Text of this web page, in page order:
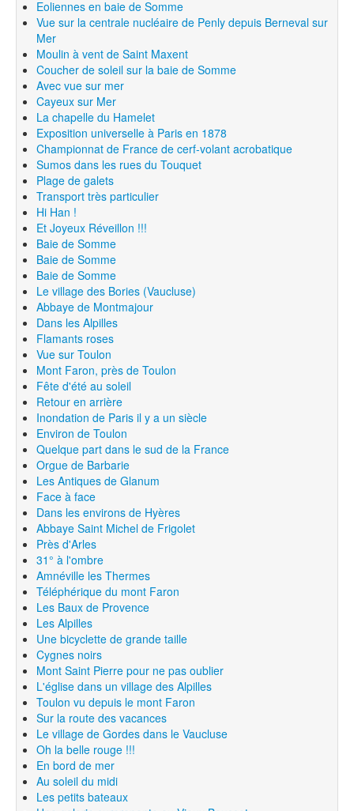
Eoliennes en baie de Somme
Vue sur la centrale nucléaire de Penly depuis Berneval sur
Mer
Moulin à vent de Saint Maxent
Coucher de soleil sur la baie de Somme
Avec vue sur mer
Cayeux sur Mer
La chapelle du Hamelet
Exposition universelle à Paris en 1878
Championnat de France de cerf-volant acrobatique
Sumos dans les rues du Touquet
Plage de galets
Transport très particulier
Hi Han !
Et Joyeux Réveillon !!!
Baie de Somme
Baie de Somme
Baie de Somme
Le village des Bories (Vaucluse)
Abbaye de Montmajour
Dans les Alpilles
Flamants roses
Vue sur Toulon
Mont Faron, près de Toulon
Fête d'été au soleil
Retour en arrière
Inondation de Paris il y a un siècle
Environ de Toulon
Quelque part dans le sud de la France
Orgue de Barbarie
Les Antiques de Glanum
Face à face
Dans les environs de Hyères
Abbaye Saint Michel de Frigolet
Près d'Arles
31° à l'ombre
Amnéville les Thermes
Téléphérique du mont Faron
Les Baux de Provence
Les Alpilles
Une bicyclette de grande taille
Cygnes noirs
Mont Saint Pierre pour ne pas oublier
L'église dans un village des Alpilles
Toulon vu depuis le mont Faron
Sur la route des vacances
Le village de Gordes dans le Vaucluse
Oh la belle rouge !!!
En bord de mer
Au soleil du midi
Les petits bateaux